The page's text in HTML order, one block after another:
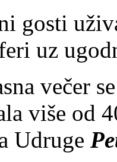
gosti
uz
večer
više od
Udruge